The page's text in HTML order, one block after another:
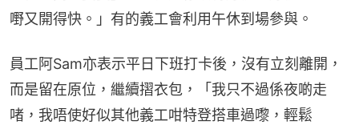
嘢又開得快。」有的義工會利用午休到場參與。
員工阿Sam亦表示平日下班打卡後，沒有立刻離開，
而是留在原位，繼續摺衣包，「我只不過係夜啲走
啫，我唔使好似其他義工咁特登搭車過嚟，輕鬆